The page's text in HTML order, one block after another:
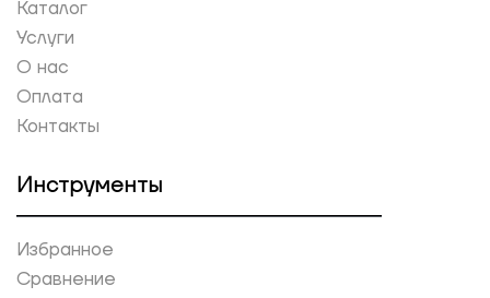
Каталог
Услуги
О нас
Оплата
Контакты
Инструменты
Избранное
Сравнение